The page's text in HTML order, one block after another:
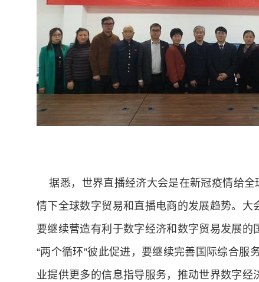
据悉，世界直播经济大会是在新冠疫情给全
情下全球数字贸易和直播电商的发展趋势。
要继续营造有利于数字经济和数字贸易发展
“两个循环”彼此促进，要继续完善国际综合
业提供更多的信息指导服务，推动世界数字经